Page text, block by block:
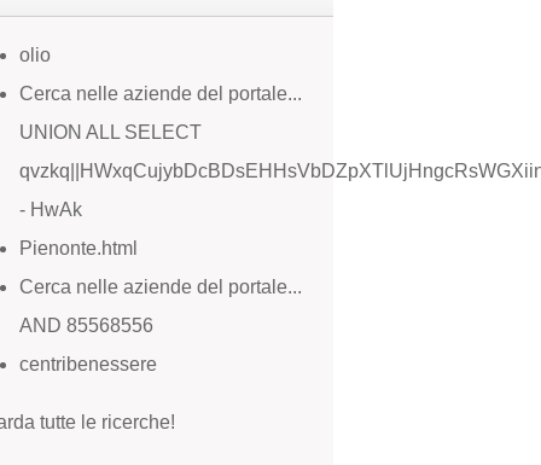
olio
Cerca nelle aziende del portale...
UNION ALL SELECT
- HwAk
Pienonte.html
Cerca nelle aziende del portale...
AND 85568556
centribenessere
tutte le ricerche!